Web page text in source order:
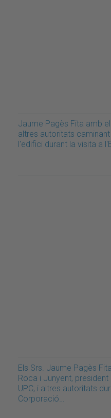
Jaume Pagès Fita amb
altres autoritats
l'edifici durant la visita a
Els Srs. Jaume Pagès
Roca i Junyent,
UPC, i altres autoritats
Corporació…